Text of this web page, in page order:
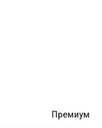
Премиум